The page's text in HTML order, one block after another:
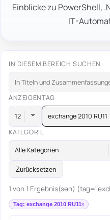
Einblicke zu PowerShell,
IT-
IN DIESEM BEREICH SUCHEN
ANZEIGENTAG
exchange 2010 RU11
KATEGORIE
Alle Kategorien
Zurücksetzen
1 von 1 Ergebnis(sen)
Tag: exchange 2010 RU11